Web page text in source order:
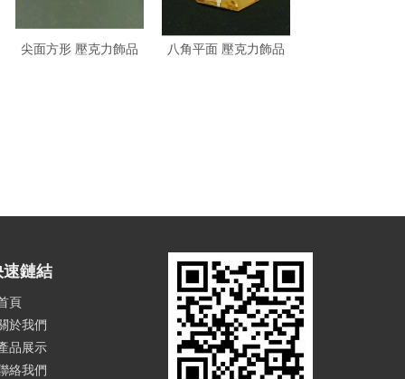
尖面方形 壓克力飾品 八角平面 壓克力飾品
速鏈結
頁
於我們
品展示
絡我們